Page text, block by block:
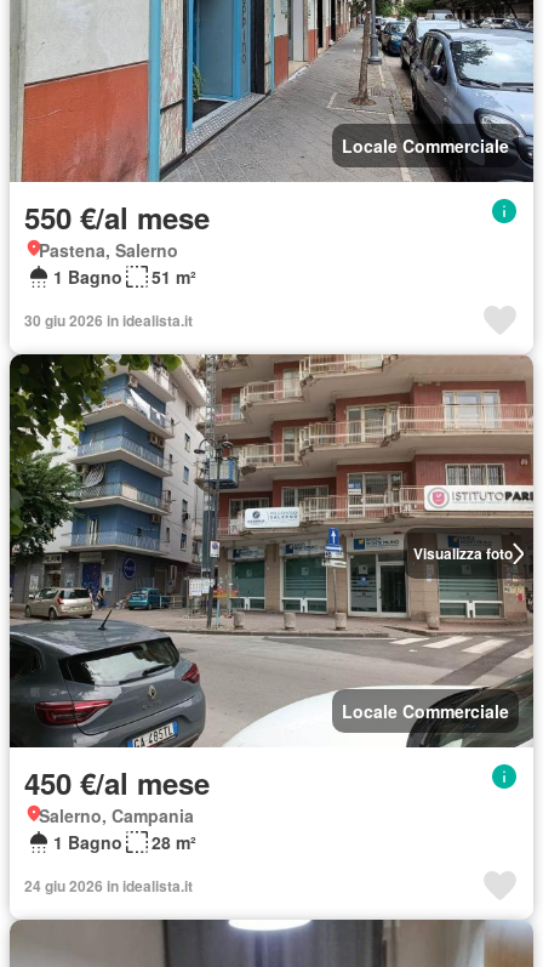
Locale Commerciale
550 €/al mese
Pastena, Salerno
1 Bagno
51 m²
30 giu 2026 in idealista.it
Visualizza foto
Locale Commerciale
450 €/al mese
Salerno, Campania
1 Bagno
28 m²
24 giu 2026 in idealista.it